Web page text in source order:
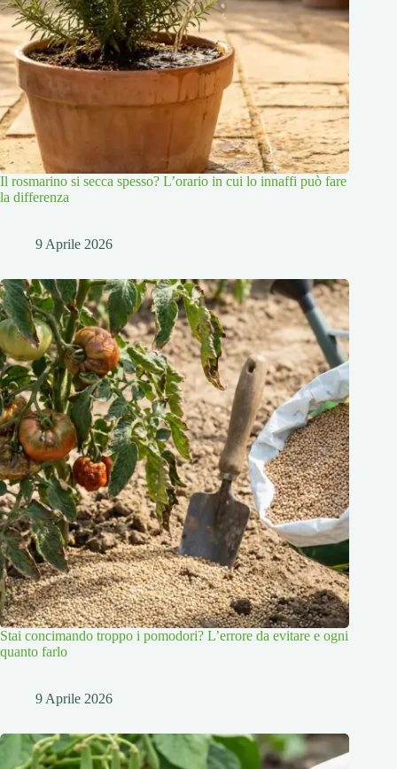
Il rosmarino si secca spesso? L’orario in cui lo innaffi può fare
la differenza
9 Aprile 2026
Stai concimando troppo i pomodori? L’errore da evitare e ogni
quanto farlo
9 Aprile 2026